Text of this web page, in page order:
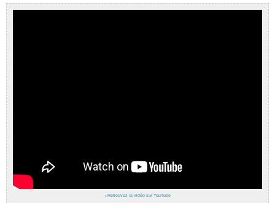
› Retrouvez la vidéo sur YouTube